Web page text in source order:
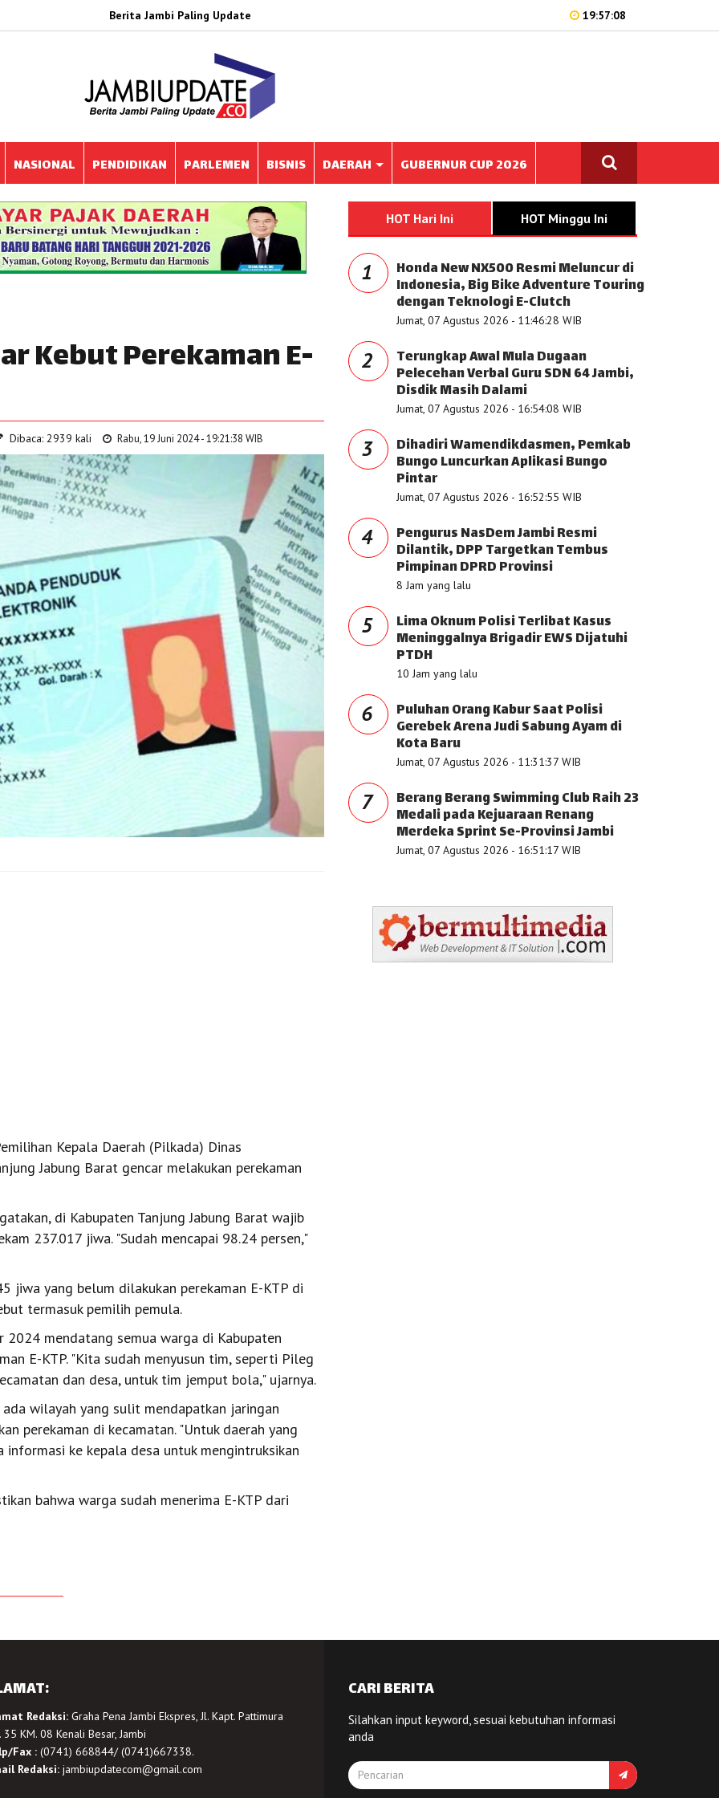
Berita Jambi Paling Update 19:57:08
NASIONAL PENDIDIKAN PARLEMEN BISNIS DAERAH GUBERNUR CUP 2026
Kebut Perekaman E-
Dibaca: 2939 kali Rabu, 19 Juni 2024 - 19:21:38 WIB
Kepala Daerah (Pilkada) Dinas
Jabung Barat gencar melakukan perekaman
di Kabupaten Tanjung Jabung Barat wajib
237.017 jiwa. "Sudah mencapai 98.24 persen,"
jiwa yang belum dilakukan perekaman E-KTP di
termasuk pemilih pemula.
mendatang semua warga di Kabupaten
E-KTP. "Kita sudah menyusun tim, seperti Pileg
dan desa, untuk tim jemput bola," ujarnya.
wilayah yang sulit mendapatkan jaringan
perekaman di kecamatan. "Untuk daerah yang
ke kepala desa untuk mengintruksikan
bahwa warga sudah menerima E-KTP dari
HOT Hari Ini HOT Minggu Ini
1 Honda New NX500 Resmi Meluncur di
Indonesia, Big Bike Adventure Touring
dengan Teknologi E-Clutch
Jumat, 07 Agustus 2026 - 11:46:28 WIB
2 Terungkap Awal Mula Dugaan
Pelecehan Verbal Guru SDN 64 Jambi,
Disdik Masih Dalami
Jumat, 07 Agustus 2026 - 16:54:08 WIB
3 Dihadiri Wamendikdasmen, Pemkab
Bungo Luncurkan Aplikasi Bungo
Pintar
Jumat, 07 Agustus 2026 - 16:52:55 WIB
4 Pengurus NasDem Jambi Resmi
Dilantik, DPP Targetkan Tembus
Pimpinan DPRD Provinsi
8 Jam yang lalu
5 Lima Oknum Polisi Terlibat Kasus
Meninggalnya Brigadir EWS Dijatuhi
PTDH
10 Jam yang lalu
6 Puluhan Orang Kabur Saat Polisi
Gerebek Arena Judi Sabung Ayam di
Kota Baru
Jumat, 07 Agustus 2026 - 11:31:37 WIB
7 Berang Berang Swimming Club Raih 23
Medali pada Kejuaraan Renang
Merdeka Sprint Se-Provinsi Jambi
Jumat, 07 Agustus 2026 - 16:51:17 WIB
Redaksi:Graha Pena Jambi Ekspres, Jl. Kapt. Pattimura
35 KM. 08 Kenali Besar, Jambi
Fax :(0741) 668844/ (0741)667338.
Redaksi: jambiupdatecom@gmail.com
CARI BERITA
Silahkan input keyword, sesuai kebutuhan informasi
anda